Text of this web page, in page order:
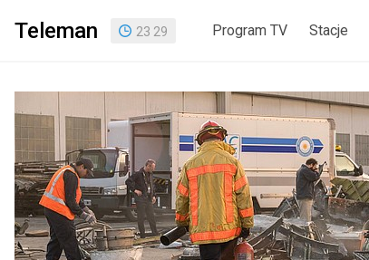
Teleman 23 29 Program TV Stacje